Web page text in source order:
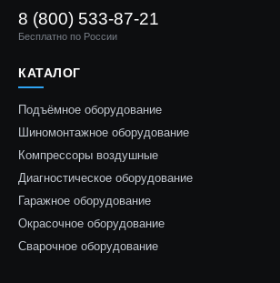
8 (800) 533-87-21
Бесплатно по России
КАТАЛОГ
Подъёмное оборудование
Шиномонтажное оборудование
Компрессоры воздушные
Диагностическое оборудование
Гаражное оборудование
Окрасочное оборудование
Сварочное оборудование